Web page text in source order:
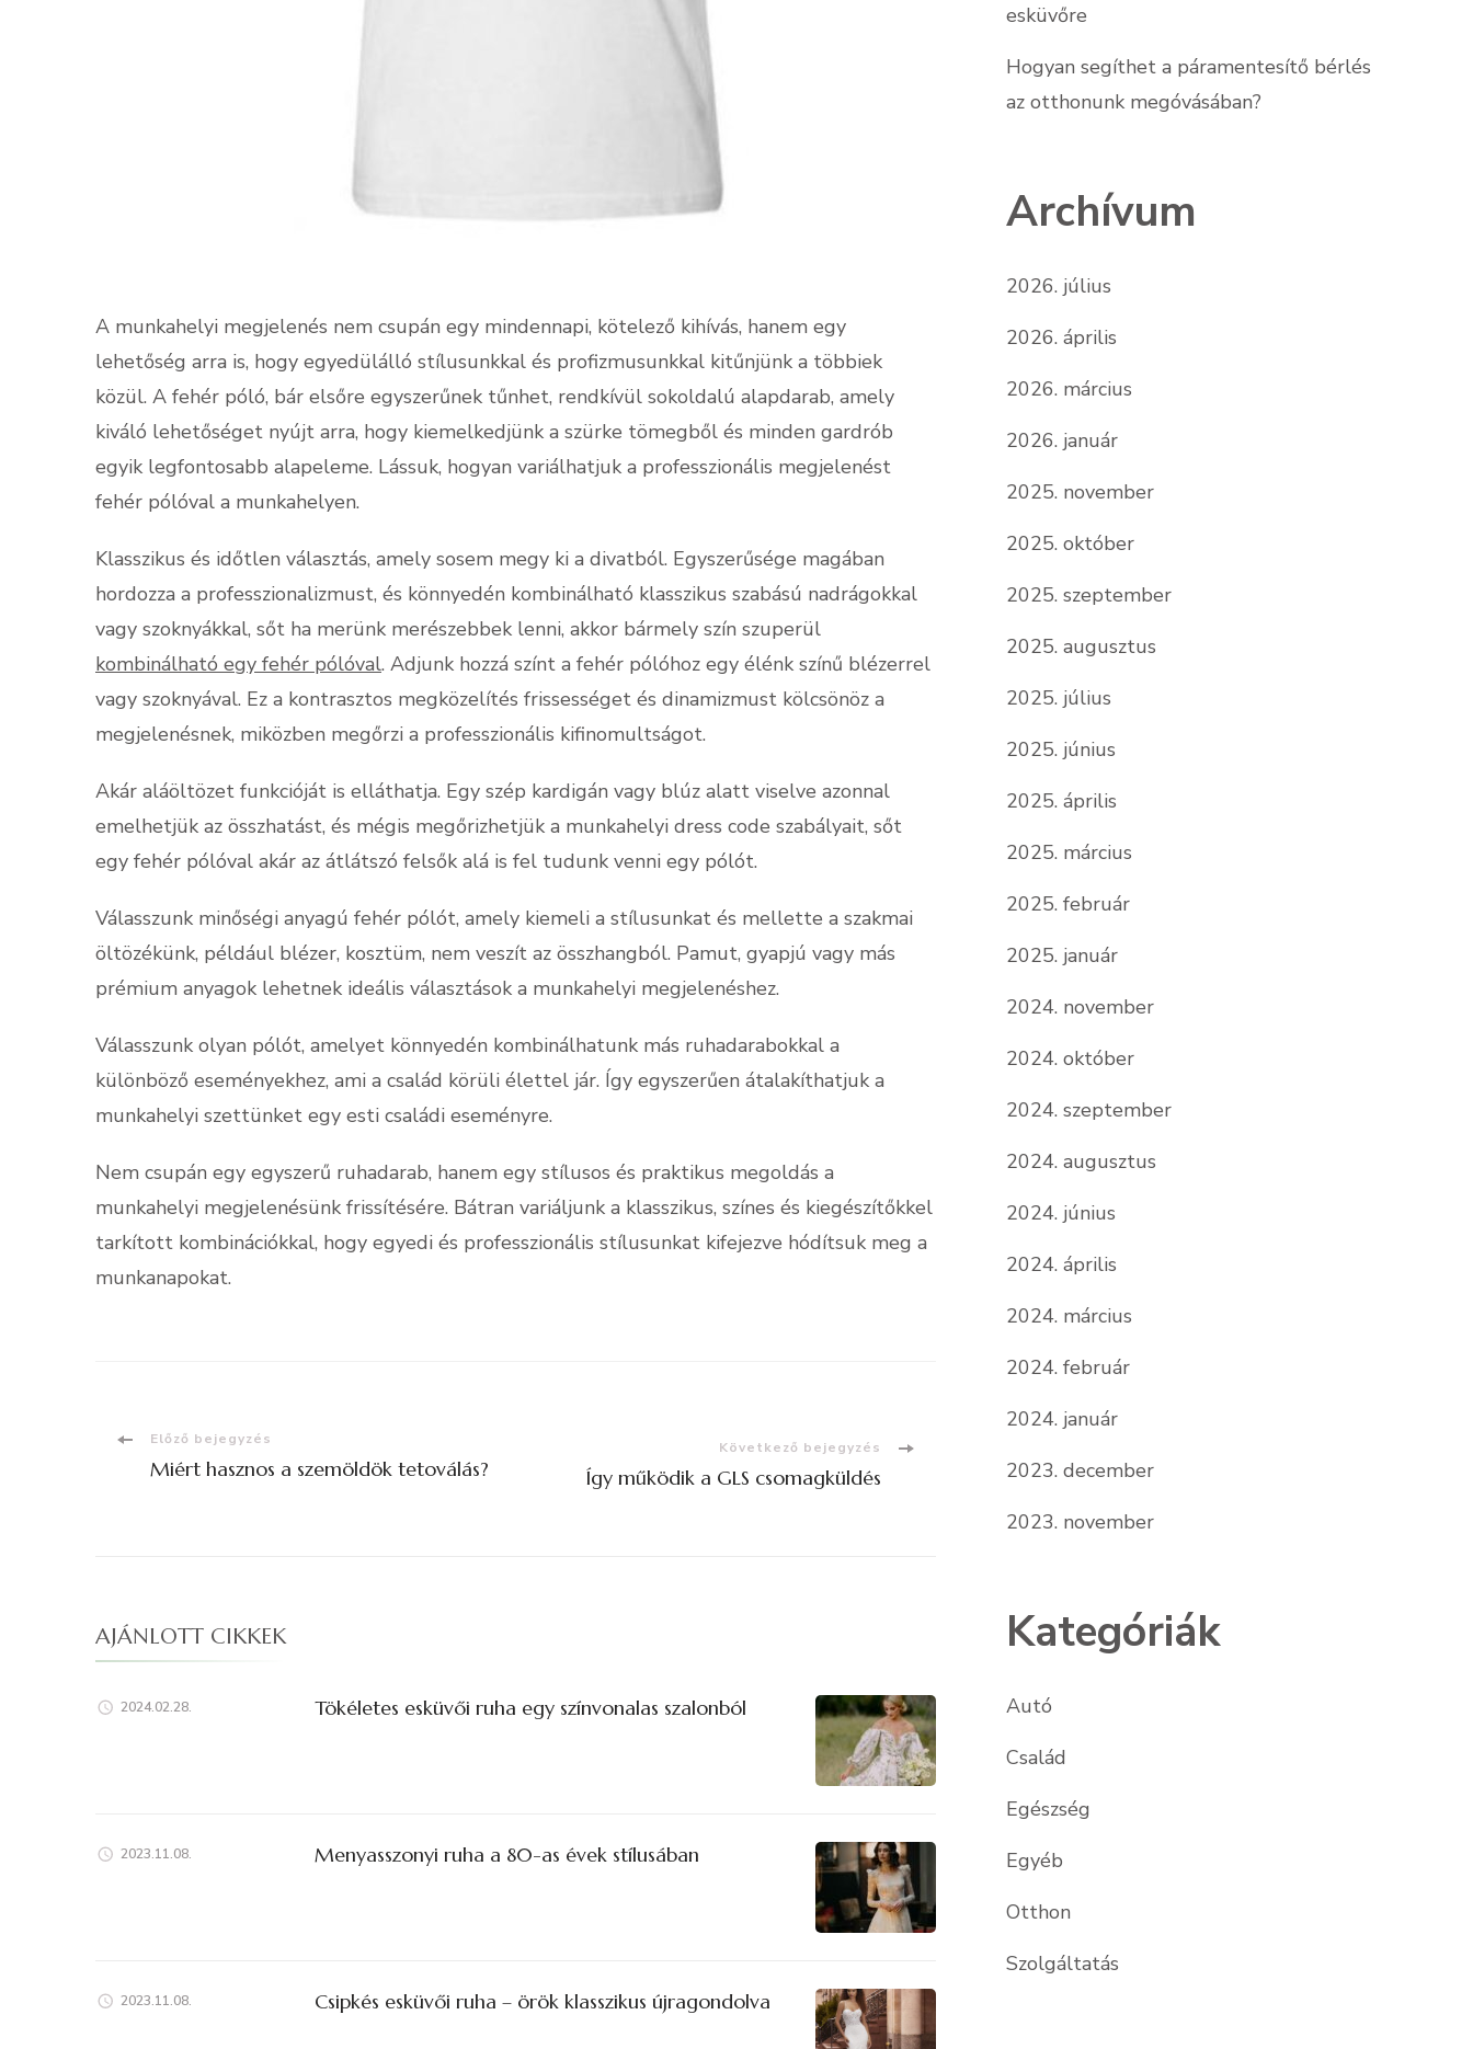
A munkahelyi megjelenés nem csupán egy mindennapi, kötelező kihívás, hanem egy
lehetőség arra is, hogy egyedülálló stílusunkkal és profizmusunkkal kitűnjünk a többiek
közül. A fehér póló, bár elsőre egyszerűnek tűnhet, rendkívül sokoldalú alapdarab, amely
kiváló lehetőséget nyújt arra, hogy kiemelkedjünk a szürke tömegből és minden gardrób
egyik legfontosabb alapeleme. Lássuk, hogyan variálhatjuk a professzionális megjelenést
fehér pólóval a munkahelyen.
Klasszikus és időtlen választás, amely sosem megy ki a divatból. Egyszerűsége magában
hordozza a professzionalizmust, és könnyedén kombinálható klasszikus szabású nadrágokkal
vagy szoknyákkal, sőt ha merünk merészebbek lenni, akkor bármely szín szuperül
kombinálható egy fehér pólóval. Adjunk hozzá színt a fehér pólóhoz egy élénk színű blézerrel
vagy szoknyával. Ez a kontrasztos megközelítés frissességet és dinamizmust kölcsönöz a
megjelenésnek, miközben megőrzi a professzionális kifinomultságot.
Akár aláöltözet funkcióját is elláthatja. Egy szép kardigán vagy blúz alatt viselve azonnal
emelhetjük az összhatást, és mégis megőrizhetjük a munkahelyi dress code szabályait, sőt
egy fehér pólóval akár az átlátszó felsők alá is fel tudunk venni egy pólót.
Válasszunk minőségi anyagú fehér pólót, amely kiemeli a stílusunkat és mellette a szakmai
öltözékünk, például blézer, kosztüm, nem veszít az összhangból. Pamut, gyapjú vagy más
prémium anyagok lehetnek ideális választások a munkahelyi megjelenéshez.
Válasszunk olyan pólót, amelyet könnyedén kombinálhatunk más ruhadarabokkal a
különböző eseményekhez, ami a család körüli élettel jár. Így egyszerűen átalakíthatjuk a
munkahelyi szettünket egy esti családi eseményre.
Nem csupán egy egyszerű ruhadarab, hanem egy stílusos és praktikus megoldás a
munkahelyi megjelenésünk frissítésére. Bátran variáljunk a klasszikus, színes és kiegészítőkkel
tarkított kombinációkkal, hogy egyedi és professzionális stílusunkat kifejezve hódítsuk meg a
munkanapokat.
Bejegyzések
Előző bejegyzés
Miért hasznos a szemöldök tetoválás?
Következő bejegyzés
Így működik a GLS csomagküldés
AJÁNLOTT CIKKEK
2024.02.28. Tökéletes esküvői ruha egy színvonalas szalonból
2023.11.08. Menyasszonyi ruha a 80-as évek stílusában
2023.11.08. Csipkés esküvői ruha – örök klasszikus újragondolva
esküvőre
Hogyan segíthet a páramentesítő bérlés
az otthonunk megóvásában?
Archívum
2026. július
2026. április
2026. március
2026. január
2025. november
2025. október
2025. szeptember
2025. augusztus
2025. július
2025. június
2025. április
2025. március
2025. február
2025. január
2024. november
2024. október
2024. szeptember
2024. augusztus
2024. június
2024. április
2024. március
2024. február
2024. január
2023. december
2023. november
Kategóriák
Autó
Család
Egészség
Egyéb
Otthon
Szolgáltatás